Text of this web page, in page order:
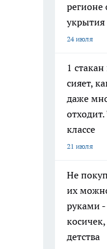
регионе
укрытия
24 июля
1
сияет,
даже
классе
21 июля
Не
их
руками -
детства